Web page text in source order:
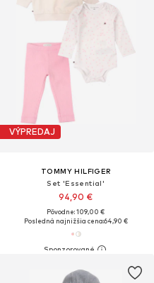
VÝPREDAJ
TOMMY HILFIGER
Set 'Essential'
94,90 €
Pôvodne: 109,00 €
Posledná najnižšia cena:64,90 €